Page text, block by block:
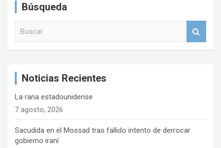
Búsqueda
Noticias Recientes
La rana estadounidense
7 agosto, 2026
Sacudida en el Mossad tras fallido intento de derrocar
gobierno iraní